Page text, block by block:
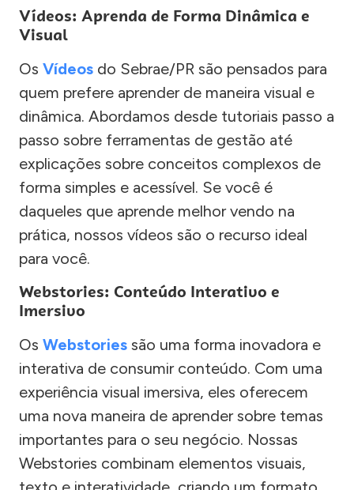
Vídeos: Aprenda de Forma Dinâmica e
Visual
Os Vídeos do Sebrae/PR são pensados para
quem prefere aprender de maneira visual e
dinâmica. Abordamos desde tutoriais passo a
passo sobre ferramentas de gestão até
explicações sobre conceitos complexos de
forma simples e acessível. Se você é
daqueles que aprende melhor vendo na
prática, nossos vídeos são o recurso ideal
para você.
Webstories: Conteúdo Interativo e
Imersivo
Os Webstories são uma forma inovadora e
interativa de consumir conteúdo. Com uma
experiência visual imersiva, eles oferecem
uma nova maneira de aprender sobre temas
importantes para o seu negócio. Nossas
Webstories combinam elementos visuais,